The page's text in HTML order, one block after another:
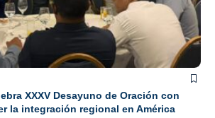
XXXV Desayuno de Oración con
la integración regional en América